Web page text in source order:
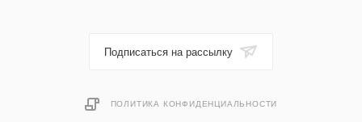
Подписаться на рассылку
ПОЛИТИКА КОНФИДЕНЦИАЛЬНОСТИ